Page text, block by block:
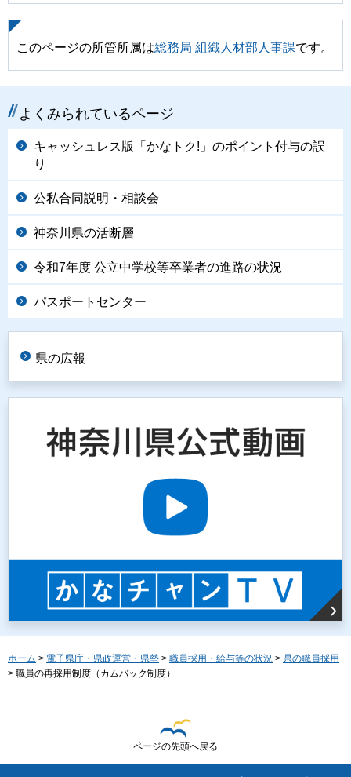
このページの所管所属は総務局 組織人材部人事課です。
よくみられているページ
キャッシュレス版「かなトク!」のポイント付与の誤
り
公私合同説明・相談会
神奈川県の活断層
令和7年度 公立中学校等卒業者の進路の状況
パスポートセンター
県の広報
ホーム > 電子県庁・県政運営・県勢 > 職員採用・給与等の状況 > 県の職員採用
> 職員の再採用制度（カムバック制度）
ページの先頭へ戻る